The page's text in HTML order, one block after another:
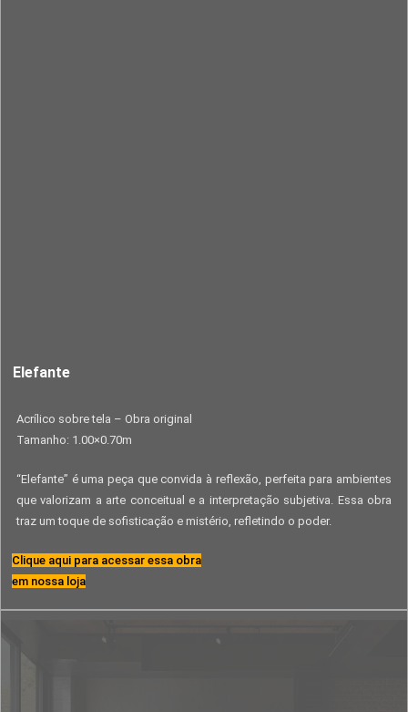
Elefante
Acrílico sobre tela – Obra original
Tamanho: 1.00×0.70m
“Elefante” é uma peça que convida à reflexão, perfeita para ambientes
que valorizam a arte conceitual e a interpretação subjetiva. Essa obra
traz um toque de sofisticação e mistério, refletindo o poder.
Clique aqui para acessar essa obra
em nossa loja